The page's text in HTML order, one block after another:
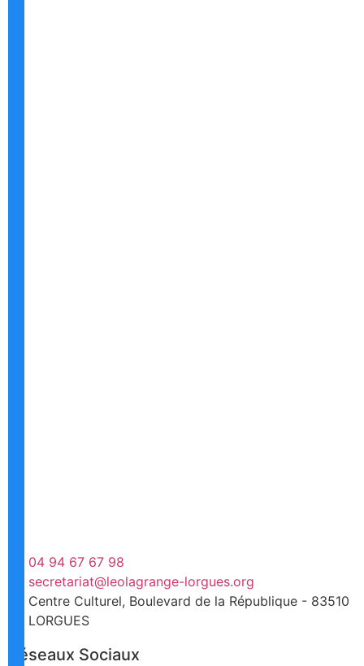
04 94 67 67 98
secretariat@leolagrange-lorgues.org
Centre Culturel, Boulevard de la République - 83510
LORGUES
Réseaux Sociaux